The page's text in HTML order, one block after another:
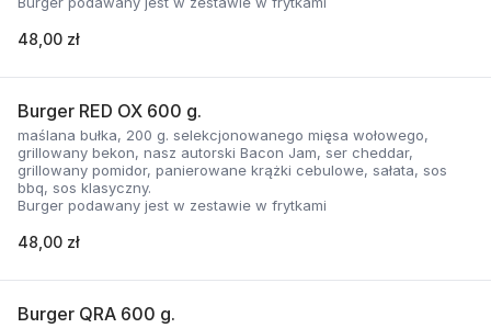
48,00 zł
Burger RED OX 600 g.
maślana bułka, 200 g. selekcjonowanego mięsa wołowego,
grillowany bekon, nasz autorski Bacon Jam, ser cheddar,
grillowany pomidor, panierowane krążki cebulowe, sałata, sos
bbq, sos klasyczny.
Burger podawany jest w zestawie w frytkami
48,00 zł
Burger QRA 600 g.